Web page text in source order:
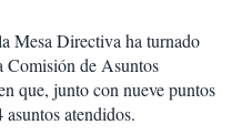
Mesa Directiva ha turnado
Comisión de Asuntos
que, junto con nueve puntos
atendidos.